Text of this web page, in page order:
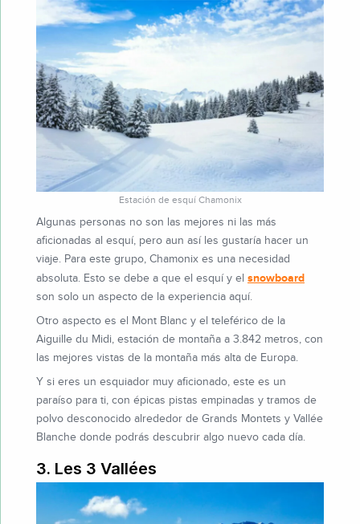
Estación de esquí Chamonix
Algunas personas no son las mejores ni las más
aficionadas al esquí, pero aun así les gustaría hacer un
viaje. Para este grupo, Chamonix es una necesidad
absoluta. Esto se debe a que el esquí y el snowboard
son solo un aspecto de la experiencia aquí.
Otro aspecto es el Mont Blanc y el teleférico de la
Aiguille du Midi, estación de montaña a 3.842 metros, con
las mejores vistas de la montaña más alta de Europa.
Y si eres un esquiador muy aficionado, este es un
paraíso para ti, con épicas pistas empinadas y tramos de
polvo desconocido alrededor de Grands Montets y Vallée
Blanche donde podrás descubrir algo nuevo cada día.
3. Les 3 Vallées